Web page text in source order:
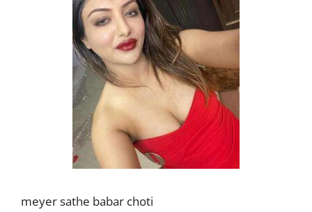
meyer sathe babar choti